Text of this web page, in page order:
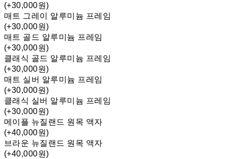
(+30,000원)
매트 그레이 알루미늄 프레임
(+30,000원)
매트 골드 알루미늄 프레임
(+30,000원)
클래식 골드 알루미늄 프레임
(+30,000원)
매트 실버 알루미늄 프레임
(+30,000원)
클래식 실버 알루미늄 프레임
(+30,000원)
메이플 뉴질랜드 원목 액자
(+40,000원)
브라운 뉴질랜드 원목 액자
(+40,000원)